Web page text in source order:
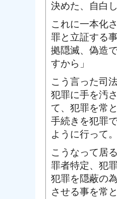
決めた、自白
これに一本化
罪と立証する
拠隠滅、偽造
すから」
こう言った司
犯罪に手を汚
て、犯罪を常
手続きを犯罪
ように行って。
こうなって居
罪者特定、犯
犯罪を隠蔽の
させる事を常